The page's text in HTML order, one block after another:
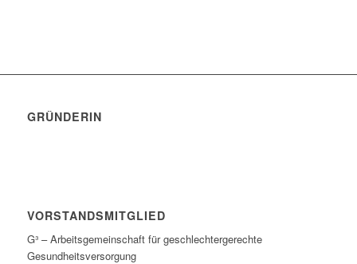
GRÜNDERIN
VORSTANDSMITGLIED
G³ – Arbeitsgemeinschaft für geschlechtergerechte
Gesundheitsversorgung